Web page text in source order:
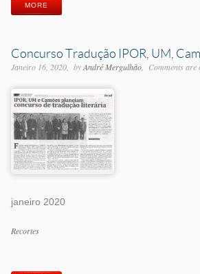
MORE
Concurso Tradução IPOR, UM,
Janeiro 16, 2020 byAndré Mergulhão Comments are
janeiro 2020
Categorias
Recortes